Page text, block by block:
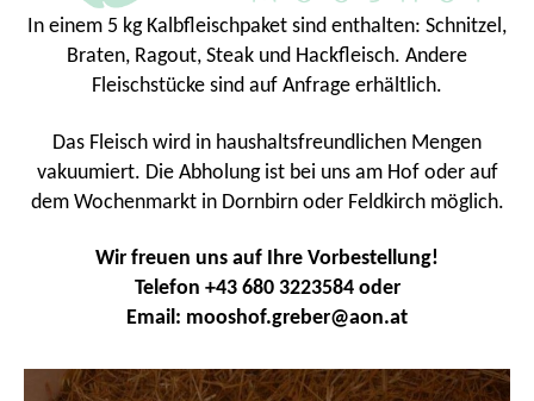
In einem 5 kg Kalbfleischpaket sind enthalten: Schnitzel,
Braten, Ragout, Steak und Hackfleisch. Andere
Fleischstücke sind auf Anfrage erhältlich.
Das Fleisch wird in haushaltsfreundlichen Mengen
vakuumiert. Die Abholung ist bei uns am Hof oder auf
dem Wochenmarkt in Dornbirn oder Feldkirch möglich.
Wir freuen uns auf Ihre Vorbestellung!
Telefon +43 680 3223584 oder
Email: mooshof.greber@aon.at